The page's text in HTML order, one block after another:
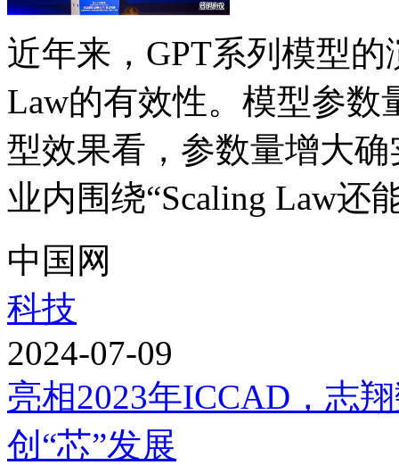
近年来，GPT系列模型
Law的有效性。模型参
型效果看，参数量增大
业内围绕“Scaling Law还
中国网
科技
2024-07-09
亮相2023年ICCAD，志
创“芯”发展